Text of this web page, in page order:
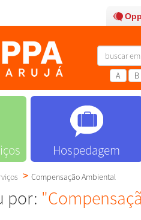
A B
Hospedagem
Compensação Ambiental
por: